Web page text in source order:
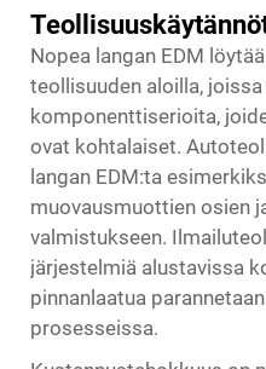
Nopea langan EDM
teollisuuden aloilla,
komponenttiserioita,
ovat kohtalaiset.
langan EDM:ta
muovausmuottien osien
valmistukseen.
järjestelmiä alustavissa
pinnanlaatua
prosesseissa.